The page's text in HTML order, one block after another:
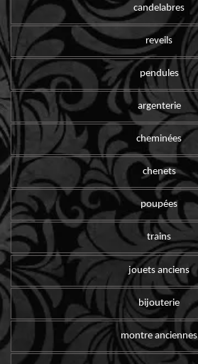
candelabres
reveils
pendules
argenterie
cheminées
chenets
poupées
trains
jouets anciens
bijouterie
montre anciennes